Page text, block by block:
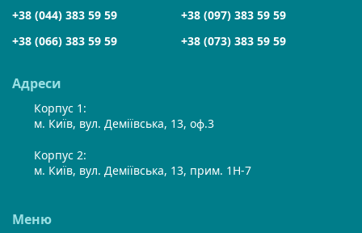
Адреси
Корпус 1:
м. Київ, вул. Деміївська, 13, оф.3
Корпус 2:
м. Київ, вул. Деміївська, 13, прим. 1Н-7
Меню
+38 (044) 383 59 59
+38 (097) 383 59 59
+38 (066) 383 59 59
+38 (073) 383 59 59